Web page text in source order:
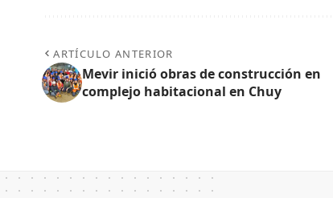
ARTÍCULO ANTERIOR
Mevir inició obras de construcción en
complejo habitacional en Chuy